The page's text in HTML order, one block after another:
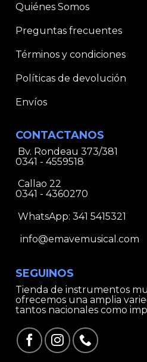
Quiénes Somos
Preguntas frecuentes
Términos y condiciones
Políticas de devolución
Envíos
CONTACTANOS
Bv. Rondeau 373/381
0341 - 4559518
Callao 22
0341 - 4360270
WhatsApp: 341 5415321
info@emavemusical.com
SEGUINOS
Tienda de instrumentos
ofrecemos una amplia
tantos nacionales como